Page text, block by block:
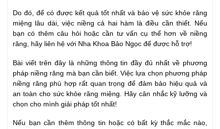
Do đó, để có được kết quả tốt nhất và bảo vệ sức khỏe răng
miệng lâu dài, việc niềng cả hai hàm là điều cần thiết. Nếu
bạn có thêm câu hỏi hoặc cần tư vấn cụ thể hơn về niềng
răng, hãy liên hệ với Nha Khoa Bảo Ngọc để được hỗ trợ!
Bài viết trên đây là những thông tin đầy đủ nhất về phương
pháp niềng răng mà bạn cần biết. Việc lựa chọn phương pháp
niềng răng phù hợp rất quan trọng để đảm bảo hiệu quả và
an toàn cho sức khỏe răng miệng. Hãy cân nhắc kỹ lưỡng và
chọn cho mình giải pháp tốt nhất!
Nếu bạn cần thêm thông tin hoặc có bất kỳ thắc mắc nào,